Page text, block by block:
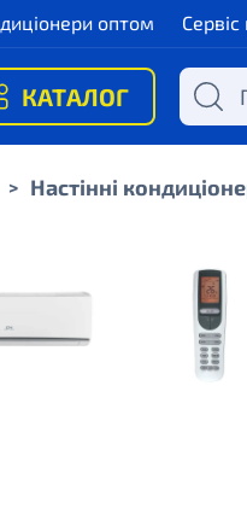
оптом Сервіс
КАТАЛОГ
> Настінні